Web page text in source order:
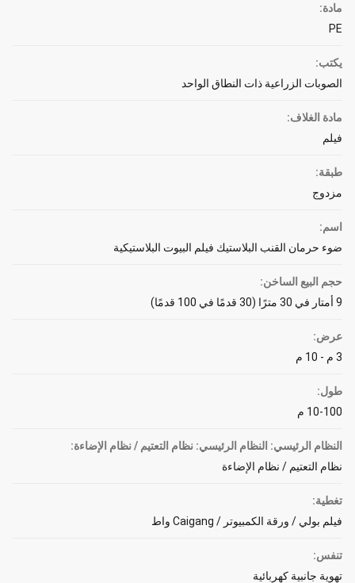
مادة:
PE
يكتب:
الصوبات الزراعية ذات النطاق الواحد
مادة الغلاف:
فيلم
طبقة:
مزدوج
اسم:
ضوء حرمان القنب البلاستيك فيلم البيوت البلاستيكية
حجم البيع الساخن:
9 أمتار في 30 مترًا (30 قدمًا في 100 قدمًا)
عرض:
3 م - 10 م
طول:
10-100 م
النظام الرئيسي: النظام الرئيسي: نظام التعتيم / نظام الإضاءة:
نظام التعتيم / نظام الإضاءة
تغطية:
فيلم بولي / ورقة الكمبيوتر / Caigang واط
تنفس:
تهوية جانبية كهربائية